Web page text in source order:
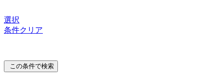
選択
条件クリア
この条件で検索